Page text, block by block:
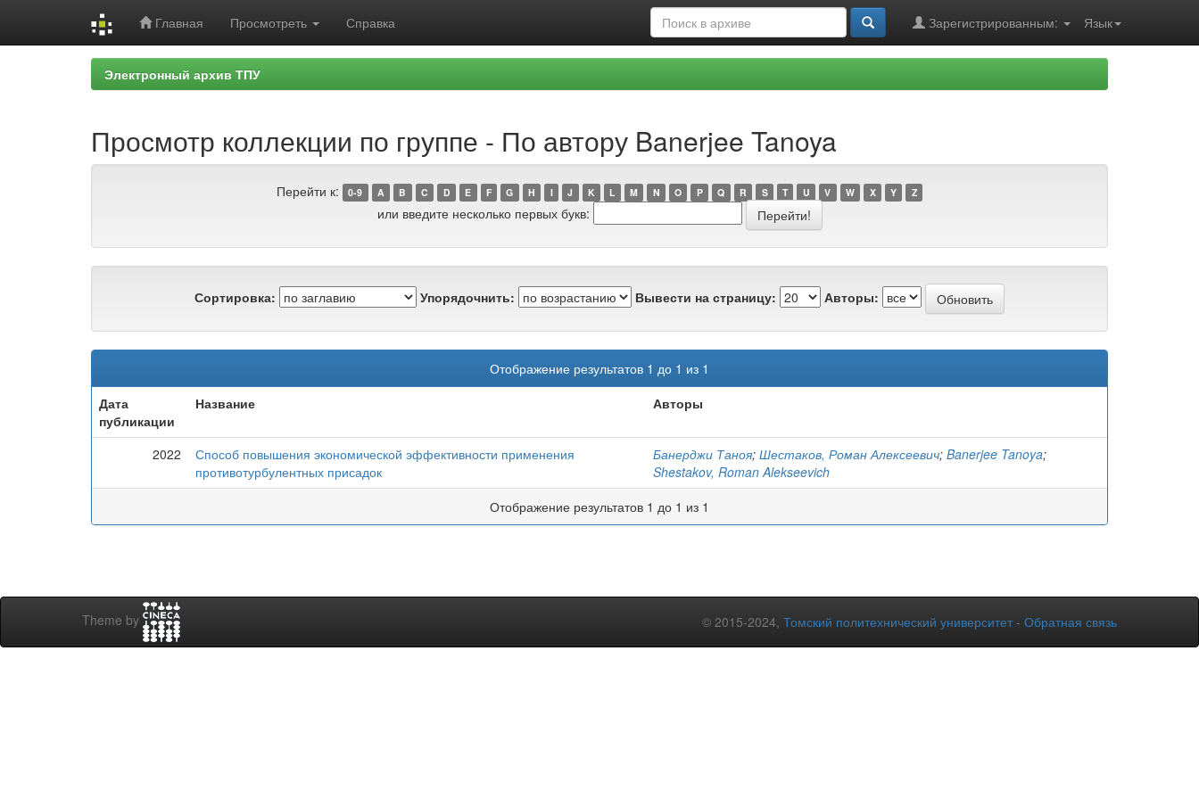
Главная Просмотреть Справка Язык
Зарегистрированным:
Электронный архив ТПУ
Просмотр коллекции по группе - По автору Banerjee Tanoya
Перейти к: 0-9 A B C D E F G H I J K L M N O P Q R S T U V W X Y Z
или введите несколько первых букв:
Сортировка: Упорядочнить: Вывести на страницу: Авторы:
Отображение результатов 1 до 1 из 1
Дата
публикации
Название Авторы
2022
Способ повышения экономической эффективности применения
противотурбулентных присадок
Банерджи Таноя; Шестаков, Роман Алексеевич; Banerjee Tanoya;
Shestakov, Roman Alekseevich
Отображение результатов 1 до 1 из 1
Theme by © 2015-2024, Томский политехнический университет - Обратная связь